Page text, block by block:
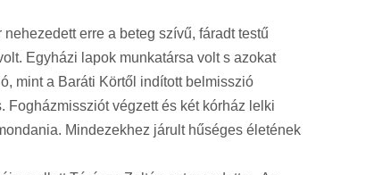
erre a beteg szívű, fáradt testű
Egyházi lapok munkatársa volt s azokat
mint a Baráti Körtől indított belmisszió
Fogházmissziót végzett és két kórház lelki
Mindezekhez járult hűséges életének